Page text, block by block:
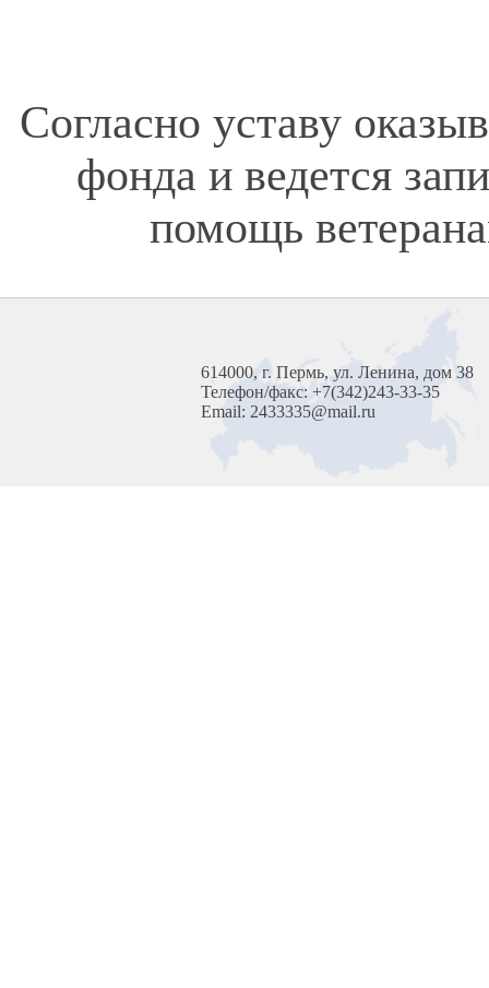
Согласно уставу
фонда и ведется
помощь
614000, г. Пермь, ул. Ленина, дом 38
Телефон/факс: +7(342)243-33-35
Email: 2433335@mail.ru